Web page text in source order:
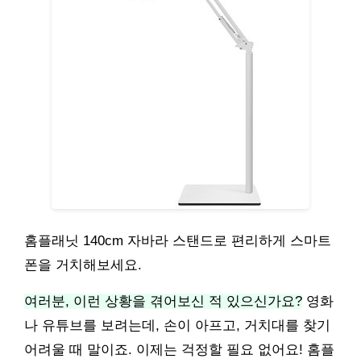
홈플래닛 140cm 자바라 스탠드로 편리하게 스마트
폰을 거치해보세요.
여러분, 이런 상황을 겪어보신 적 있으신가요? 영화
나 유튜브를 보려는데, 손이 아프고, 거치대를 찾기
어려울 때 말이죠. 이제는 걱정할 필요 없어요! 홈플